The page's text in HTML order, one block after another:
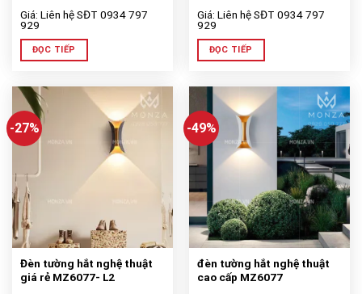
Giá: Liên hệ SĐT 0934 797
929
ĐỌC TIẾP
Giá: Liên hệ SĐT 0934 797
929
ĐỌC TIẾP
-27%
Đèn tường hắt nghệ thuật
giá rẻ MZ6077- L2
-49%
đèn tường hắt nghệ thuật
cao cấp MZ6077